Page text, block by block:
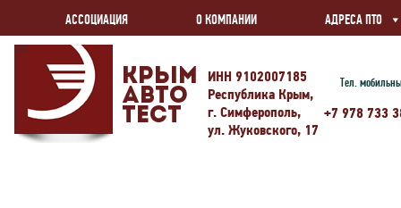
АССОЦИАЦИЯ О КОМПАНИИ АДРЕСА ПТО
Крым
Авто
Тест
ИНН 9102007185
Республика Крым,
г. Симферополь,
ул. Жуковского, 17
Тел.
+7 978 733